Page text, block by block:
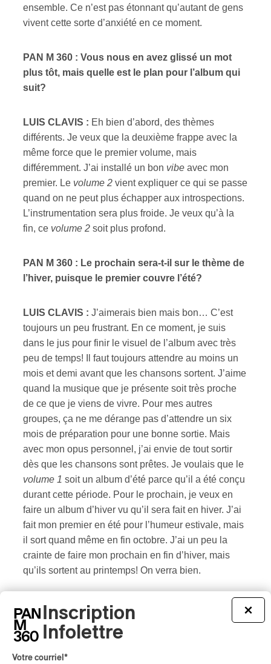
Genres et styles : groove/
RENSEIGNEMENTS SUPPLÉMENTAIRES
ensemble. Ce n’est pas étonnant qu’autant de gens
vivent cette sorte d’anxiété en ce moment.
PAN M 360 : Vous nous en avez glissé un mot
plus tôt, mais quelle est le plan pour l’album qui
suit?
LUIS CLAVIS : Eh bien d’abord, des thèmes
différents. Je veux que la deuxième frappe avec la
même force que le premier volume, mais
différemment. J’ai installé un bon vibe avec mon
premier. Le volume 2 vient expliquer ce qui se passe
quand on ne peut plus échapper aux introspections.
L’instrumentation sera plus froide. Je veux qu’à la
fin, ce volume 2 soit plus profond.
PAN M 360 : Le prochain sera-t-il sur le thème de
l’hiver, puisque le premier couvre l’été?
LUIS CLAVIS : J’aimerais bien mais bon… C’est
toujours un peu frustrant. En ce moment, je suis
dans le jus pour finir le visuel de l’album avec très
peu de temps! Il faut toujours attendre au moins un
mois et demi avant que les chansons sortent. J’aime
quand la musique que je présente soit très proche
de ce que je viens de vivre. Pour mes autres
groupes, ça ne me dérange pas d’attendre un six
mois de préparation pour une bonne sortie. Mais
avec mon opus personnel, j’ai envie de tout sortir
dès que les chansons sont prêtes. Je voulais que le
volume 1 soit un album d’été parce qu’il a été conçu
durant cette période. Pour le prochain, je veux en
faire un album d’hiver vu qu’il sera fait en hiver. J’ai
fait mon premier en été pour l’humeur estivale, mais
il sort quand même en fin octobre. J’ai un peu la
crainte de faire mon prochain en fin d’hiver, mais
qu’ils sortent au printemps! On verra bien.
×
Inscription
Infolettre
Votre courriel *